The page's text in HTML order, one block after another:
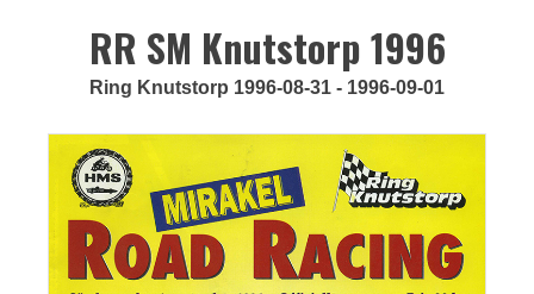
RR SM Knutstorp 1996
Ring Knutstorp 1996-08-31 - 1996-09-01